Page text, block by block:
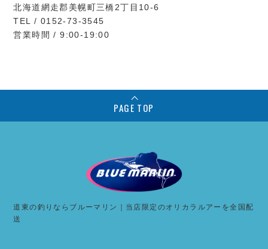
北海道網走郡美幌町三橋2丁目10-6
TEL / 0152-73-3545
営業時間 / 9:00-19:00
PAGE TOP
道東の釣りならブルーマリン｜当店限定のオリカラルアーを全国配
送